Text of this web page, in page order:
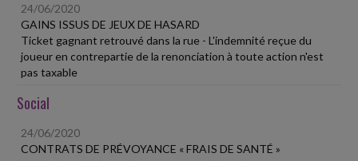
24/06/2020
GAINS ISSUS DE JEUX DE HASARD
Ticket gagnant retrouvé dans la rue - L'indemnité reçue du
joueur en contrepartie de la renonciation à toute action n'est
pas taxable
Social
24/06/2020
CONTRATS DE PRÉVOYANCE « FRAIS DE SANTÉ »